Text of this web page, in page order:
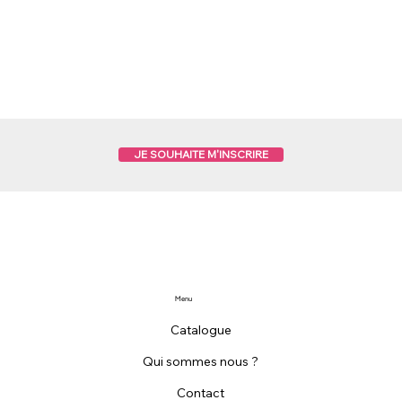
JE SOUHAITE M'INSCRIRE
Catalogue
Qui sommes nous ?
Contact
Menu